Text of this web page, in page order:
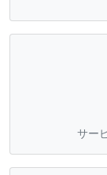
サー